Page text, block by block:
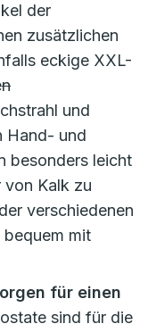
der
zusätzlichen
eckige XXL-
n
und
Hand- und
besonders leicht
von Kalk zu
verschiedenen
mit
für einen
sind für die